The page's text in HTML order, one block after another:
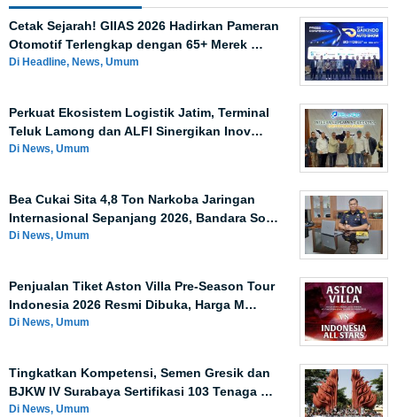
Cetak Sejarah! GIIAS 2026 Hadirkan Pameran
Otomotif Terlengkap dengan 65+ Merek …
Di Headline, News, Umum
Perkuat Ekosistem Logistik Jatim, Terminal
Teluk Lamong dan ALFI Sinergikan Inov…
Di News, Umum
Bea Cukai Sita 4,8 Ton Narkoba Jaringan
Internasional Sepanjang 2026, Bandara So…
Di News, Umum
Penjualan Tiket Aston Villa Pre-Season Tour
Indonesia 2026 Resmi Dibuka, Harga M…
Di News, Umum
Tingkatkan Kompetensi, Semen Gresik dan
BJKW IV Surabaya Sertifikasi 103 Tenaga …
Di News, Umum